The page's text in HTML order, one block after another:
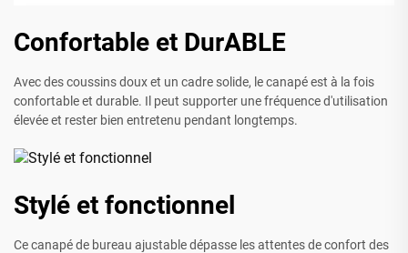
Confortable et DurABLE
Avec des coussins doux et un cadre solide, le canapé est à la fois
confortable et durable. Il peut supporter une fréquence d'utilisation
élevée et rester bien entretenu pendant longtemps.
Stylé et fonctionnel
Ce canapé de bureau ajustable dépasse les attentes de confort des